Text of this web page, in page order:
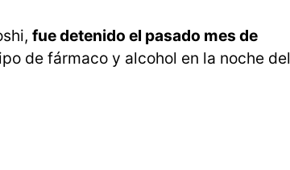
fue detenido el pasado mes de
de fármaco y alcohol en la noche del